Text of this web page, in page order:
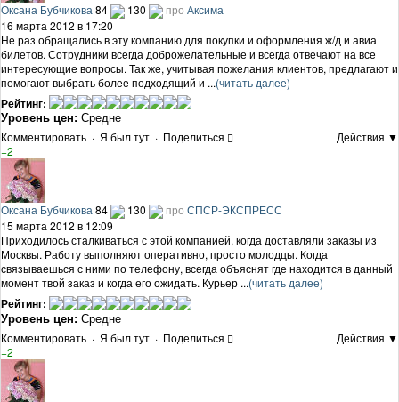
Оксана Бубчикова 84 130 про Аксима
16 марта 2012 в 17:20
Не раз обращались в эту компанию для покупки и оформления ж/д и авиа
билетов. Сотрудники всегда доброжелательные и всегда отвечают на все
интересующие вопросы. Так же, учитывая пожелания клиентов, предлагают и
помогают выбрать более подходящий и ...(читать далее)
Рейтинг:
Уровень цен: Средне
Комментировать · Я был тут · Поделиться
Действия ▼
+2
Оксана Бубчикова84 130 про СПСР-ЭКСПРЕСС
15 марта 2012 в 12:09
Приходилось сталкиваться с этой компанией, когда доставляли заказы из
Москвы. Работу выполняют оперативно, просто молодцы. Когда
связываешься с ними по телефону, всегда объяснят где находится в данный
момент твой заказ и когда его ожидать. Курьер ...(читать далее)
Рейтинг:
Уровень цен: Средне
Комментировать · Я был тут · Поделиться
Действия ▼
+2